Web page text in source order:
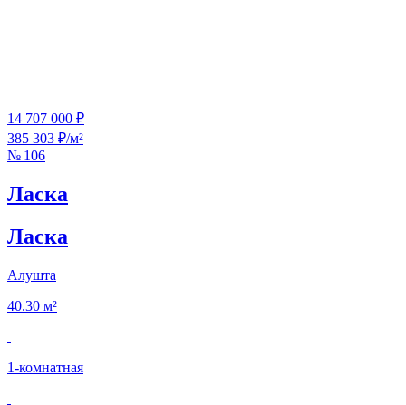
14 707 000 ₽
385 303 ₽/м²
№ 106
Ласка
Ласка
Алушта
40.30 м²
1‑комнатная